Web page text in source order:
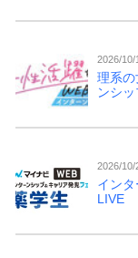
2026/10/
理系の
ンシ
2026/10/
イン
LIVE